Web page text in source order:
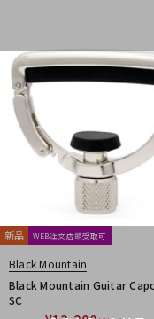
POWERbreathe
Pro-
Providence
Rattlesnake Cable
Reunion Blues
Rick Rock Picks
RIO GRANDE
Ritter
ROCHE-THOMAS
ROTO SOUND
ROZZ
S-U
S.Yairi Sadowsky
Schaller
SCHECTER
Scorelay Japan
SCUD
新品 WEB注文店頭受取可
Black Mountain
Black Mountain Guitar
SC